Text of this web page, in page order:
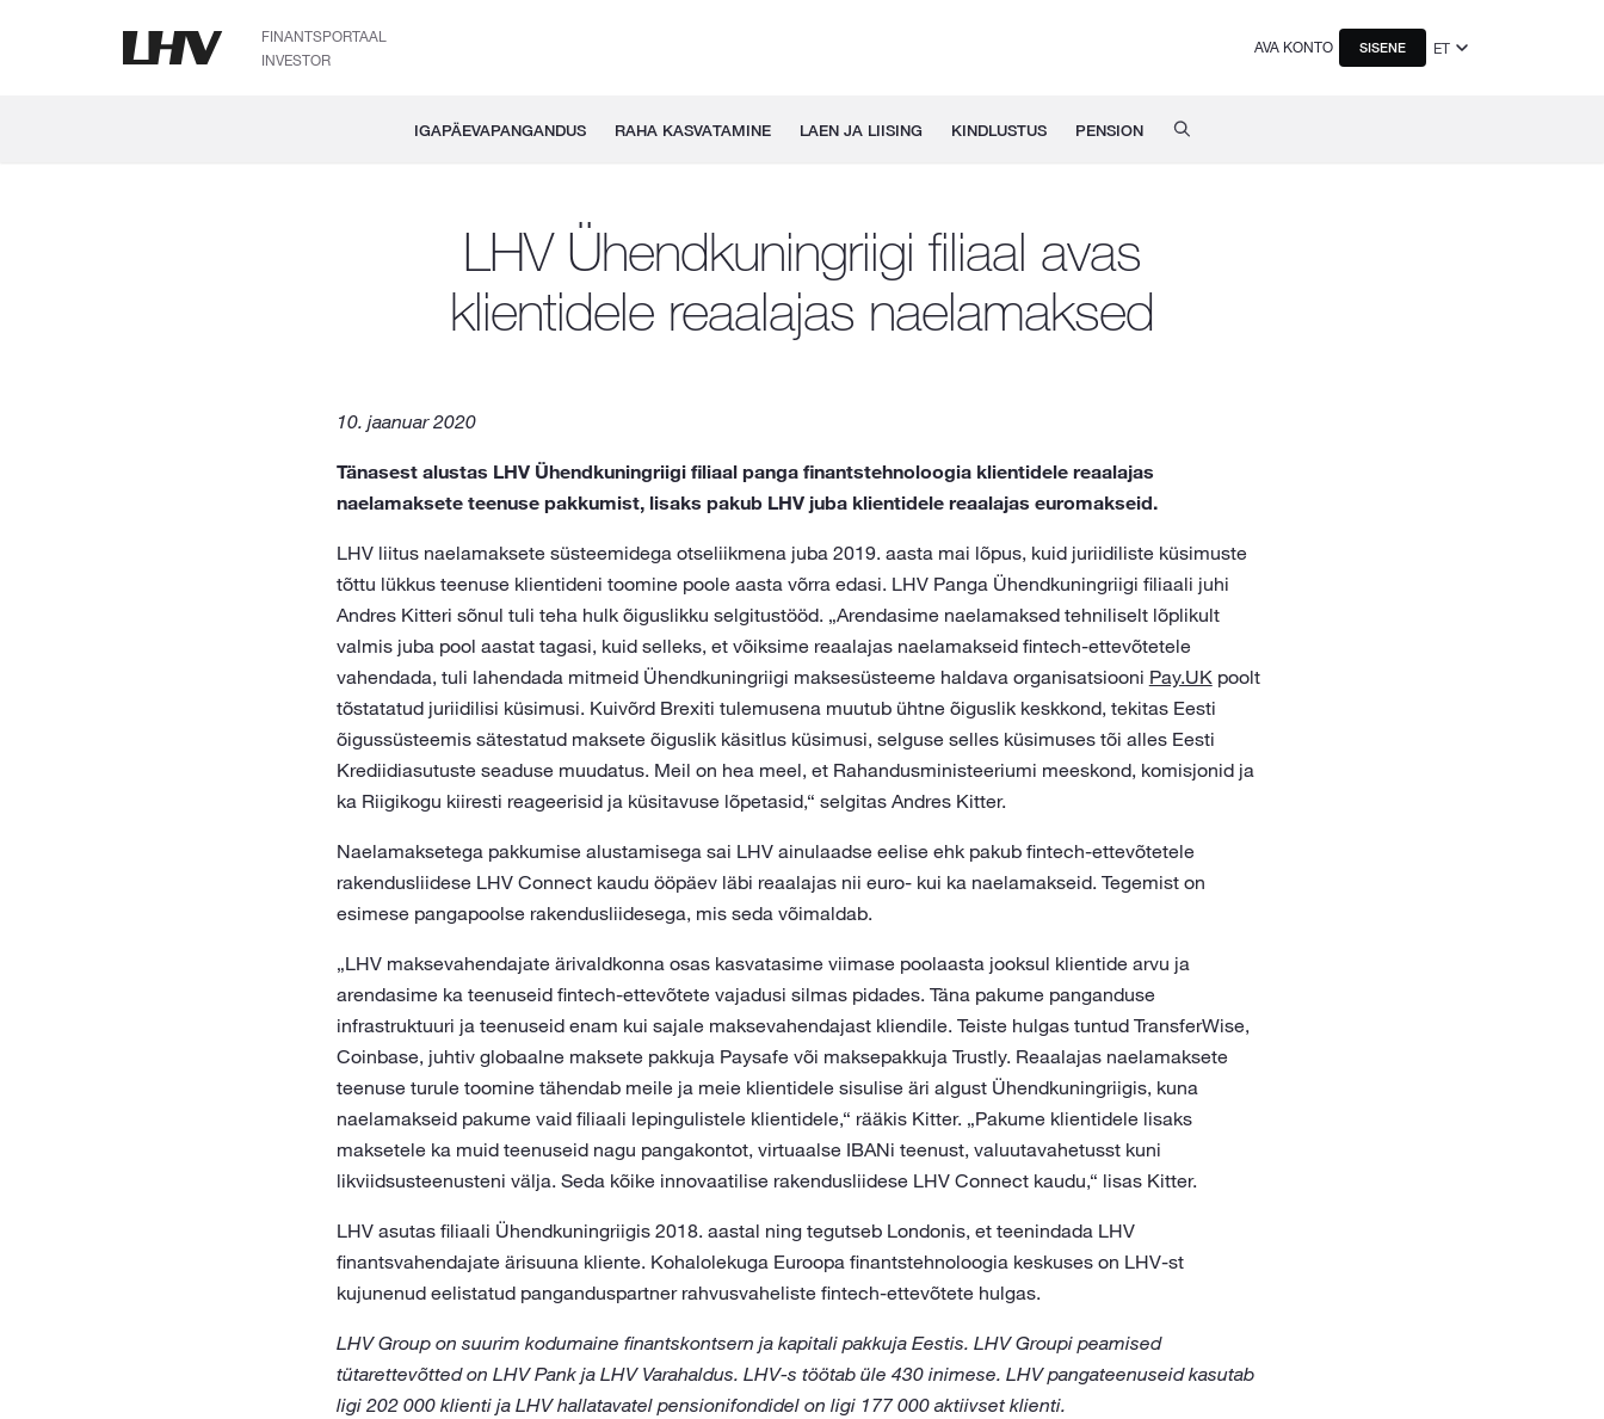
FINANTSPORTAAL
INVESTOR
AVA KONTO SISENE ET
IGAPÄEVAPANGANDUS RAHA KASVATAMINE LAEN JA LIISING KINDLUSTUS PENSION
LHV Ühendkuningriigi filiaal avas
klientidele reaalajas naelamaksed
10. jaanuar 2020
Tänasest alustas LHV Ühendkuningriigi filiaal panga finantstehnoloogia klientidele reaalajas
naelamaksete teenuse pakkumist, lisaks pakub LHV juba klientidele reaalajas euromakseid.
LHV liitus naelamaksete süsteemidega otseliikmena juba 2019. aasta mai lõpus, kuid juriidiliste küsimuste
tõttu lükkus teenuse klientideni toomine poole aasta võrra edasi. LHV Panga Ühendkuningriigi filiaali juhi
Andres Kitteri sõnul tuli teha hulk õiguslikku selgitustööd. „Arendasime naelamaksed tehniliselt lõplikult
valmis juba pool aastat tagasi, kuid selleks, et võiksime reaalajas naelamakseid fintech-ettevõtetele
vahendada, tuli lahendada mitmeid Ühendkuningriigi maksesüsteeme haldava organisatsiooni Pay.UKpoolt
tõstatatud juriidilisi küsimusi. Kuivõrd Brexiti tulemusena muutub ühtne õiguslik keskkond, tekitas Eesti
õigussüsteemis sätestatud maksete õiguslik käsitlus küsimusi, selguse selles küsimuses tõi alles Eesti
Krediidiasutuste seaduse muudatus. Meil on hea meel, et Rahandusministeeriumi meeskond, komisjonid ja
ka Riigikogu kiiresti reageerisid ja küsitavuse lõpetasid,“ selgitas Andres Kitter.
Naelamaksetega pakkumise alustamisega sai LHV ainulaadse eelise ehk pakub fintech-ettevõtetele
rakendusliidese LHV Connect kaudu ööpäev läbi reaalajas nii euro- kui ka naelamakseid. Tegemist on
esimese pangapoolse rakendusliidesega, mis seda võimaldab.
„LHV maksevahendajate ärivaldkonna osas kasvatasime viimase poolaasta jooksul klientide arvu ja
arendasime ka teenuseid fintech-ettevõtete vajadusi silmas pidades. Täna pakume panganduse
infrastruktuuri ja teenuseid enam kui sajale maksevahendajast kliendile. Teiste hulgas tuntud TransferWise,
Coinbase, juhtiv globaalne maksete pakkuja Paysafe või maksepakkuja Trustly. Reaalajas naelamaksete
teenuse turule toomine tähendab meile ja meie klientidele sisulise äri algust Ühendkuningriigis, kuna
naelamakseid pakume vaid filiaali lepingulistele klientidele,“ rääkis Kitter. „Pakume klientidele lisaks
maksetele ka muid teenuseid nagu pangakontot, virtuaalse IBANi teenust, valuutavahetusst kuni
likviidsusteenusteni välja. Seda kõike innovaatilise rakendusliidese LHV Connect kaudu,“ lisas Kitter.
LHV asutas filiaali Ühendkuningriigis 2018. aastal ning tegutseb Londonis, et teenindada LHV
finantsvahendajate ärisuuna kliente. Kohalolekuga Euroopa finantstehnoloogia keskuses on LHV-st
kujunenud eelistatud panganduspartner rahvusvaheliste fintech-ettevõtete hulgas.
LHV Group on suurim kodumaine finantskontsern ja kapitali pakkuja Eestis. LHV Groupi peamised
tütarettevõtted on LHV Pank ja LHV Varahaldus. LHV-s töötab üle 430 inimese. LHV pangateenuseid kasutab
ligi 202 000 klienti ja LHV hallatavatel pensionifondidel on ligi 177 000 aktiivset klienti.